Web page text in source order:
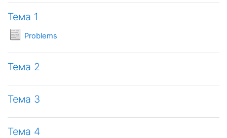
Тема 1
ProblemsУсловия задач
Тема 2
Тема 3
Тема 4